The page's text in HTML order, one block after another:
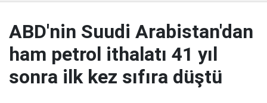
ABD'nin Suudi Arabistan'dan
ham petrol ithalatı 41 yıl
sonra ilk kez sıfıra düştü